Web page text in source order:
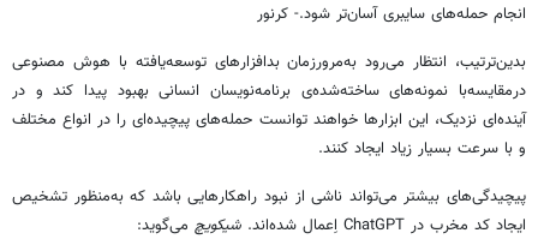
انجام حمله‌های سایبری آسان‌تر شود.- کرنور
بدین‌ترتیب، انتظار می‌رود به‌مرورزمان بدافزارهای توسعه‌یافته با هوش مصنوعی
درمقایسه‌با نمونه‌های ساخته‌شده‌ی برنامه‌نویسان انسانی بهبود پیدا کند و در
آینده‌ای نزدیک، این ابزارها خواهند توانست حمله‌های پیچیده‌ای را در انواع مختلف
و با سرعت بسیار زیاد ایجاد کنند.
پیچیدگی‌های بیشتر می‌تواند ناشی از نبود راهکارهایی باشد که به‌منظور تشخیص
ایجاد کد مخرب در ChatGPT اِعمال شده‌اند.
شیکویچ می‌گوید: